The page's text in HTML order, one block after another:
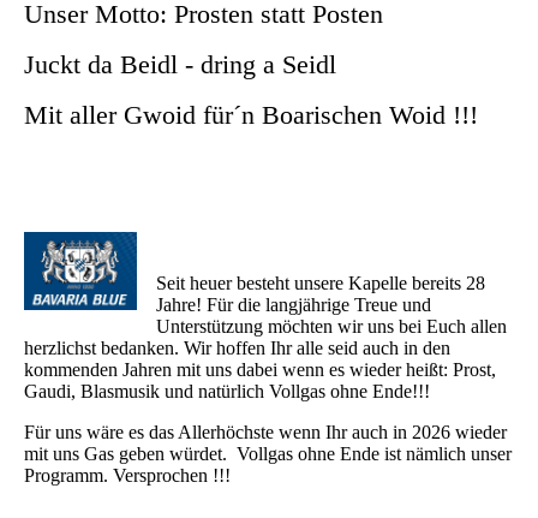
Unser Motto: Prosten statt Posten
Juckt da Beidl - dring a Seidl
Mit aller Gwoid für´n Boarischen Woid !!!
Seit heuer besteht unsere Kapelle bereits 28
Jahre! Für die langjährige Treue und
Unterstützung möchten wir uns bei Euch allen
herzlichst bedanken. Wir hoffen Ihr alle seid auch in den
kommenden Jahren mit uns dabei wenn es wieder heißt: Prost,
Gaudi, Blasmusik und natürlich Vollgas ohne Ende!!!
Für uns wäre es das Allerhöchste wenn Ihr auch in 2026 wieder
mit uns Gas geben würdet. Vollgas ohne Ende ist nämlich unser
Programm. Versprochen !!!